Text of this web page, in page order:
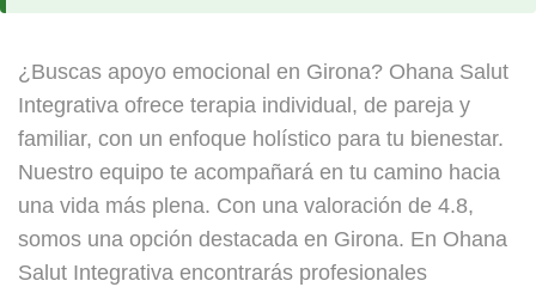
¿Buscas apoyo emocional en Girona? Ohana Salut
Integrativa ofrece terapia individual, de pareja y
familiar, con un enfoque holístico para tu bienestar.
Nuestro equipo te acompañará en tu camino hacia
una vida más plena. Con una valoración de 4.8,
somos una opción destacada en Girona. En Ohana
Salut Integrativa encontrarás profesionales